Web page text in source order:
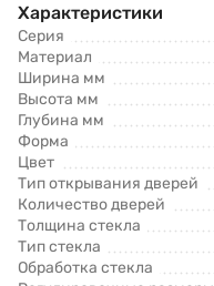
Характеристики
Серия
Материал
Ширина мм
Высота мм
Глубина мм
Форма
Цвет
Тип открывания дверей
Количество дверей
Толщина стекла
Тип стекла
Обработка стекла